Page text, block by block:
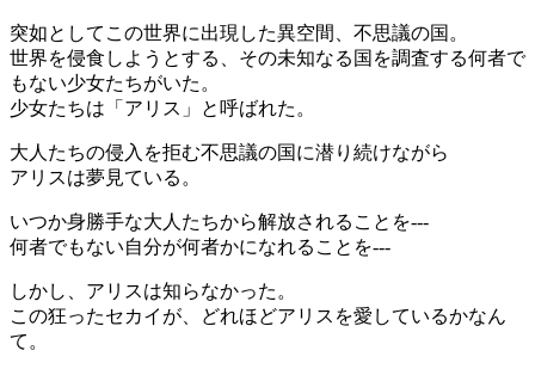
突如としてこの世界に出現した異空間、不思議の国。
世界を侵食しようとする、その未知なる国を調査する何者で
もない少女たちがいた。
少女たちは「アリス」と呼ばれた。
大人たちの侵入を拒む不思議の国に潜り続けながら
アリスは夢見ている。
いつか身勝手な大人たちから解放されることを---
何者でもない自分が何者かになれることを---
しかし、アリスは知らなかった。
この狂ったセカイが、どれほどアリスを愛しているかなん
て。